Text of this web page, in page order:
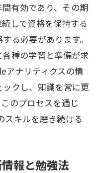
有効であり、その期
して資格を保持する
る必要があります。
種の学習と準備が求
アナリティクスの情
クし、知識を常に更
のプロセスを通じ
スキルを磨き続ける
報と勉強法